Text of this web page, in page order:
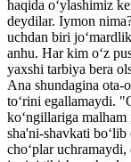
haqida o‘ylashimiz
deydilar. Iymon
uchdan biri
anhu. Har kim o‘z
yaxshi tarbiya bera
Ana shundagina
to‘rini egallamaydi.
ko‘ngillariga
sha'ni-shavkati
cho‘plar